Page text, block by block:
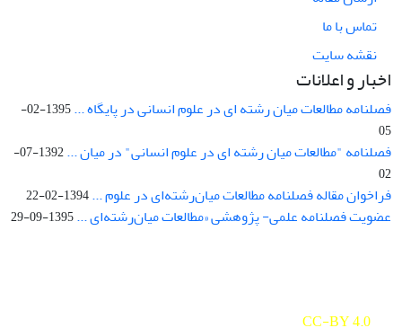
تماس با ما
نقشه سایت
اخبار و اعلانات
فصلنامه مطالعات میان رشته ای در علوم انسانی در پایگاه ...
1395-02-
05
فصلنامه "مطالعات میان رشته ای در علوم انسانی" در میان ...
1392-07-
02
فراخوان مقاله فصلنامه مطالعات میان‌رشته‌ای در علوم ...1394-02-22
عضویت فصلنامه علمی- پژوهشی «مطالعات میان‌رشته‌ای ...1395-09-29
CC-BY 4.0